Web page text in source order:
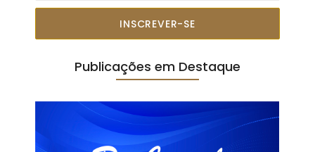
INSCREVER-SE
Publicações em Destaque